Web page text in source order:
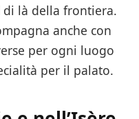
là della frontiera.
anche con
per ogni luogo
per il palato.